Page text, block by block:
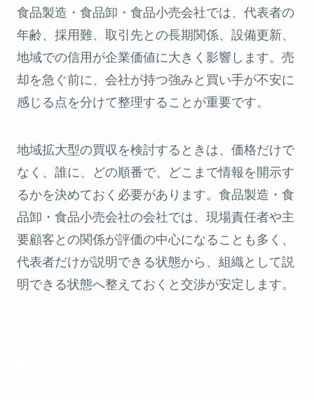
食品製造・食品卸・食品小売会社では、代表者の
年齢、採用難、取引先との長期関係、設備更新、
地域での信用が企業価値に大きく影響します。売
却を急ぐ前に、会社が持つ強みと買い手が不安に
感じる点を分けて整理することが重要です。
地域拡大型の買収を検討するときは、価格だけで
なく、誰に、どの順番で、どこまで情報を開示す
るかを決めておく必要があります。食品製造・食
品卸・食品小売会社の会社では、現場責任者や主
要顧客との関係が評価の中心になることも多く、
代表者だけが説明できる状態から、組織として説
明できる状態へ整えておくと交渉が安定します。